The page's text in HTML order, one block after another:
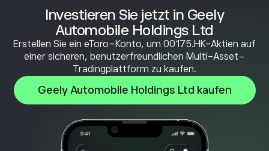
Investieren Sie jetzt in Geely
Automobile Holdings Ltd
Erstellen Sie ein eToro-Konto, um 00175.HK-Aktien auf
einer sicheren, benutzerfreundlichen Multi-Asset-
Tradingplattform zu kaufen.
Geely Automobile Holdings Ltd kaufen